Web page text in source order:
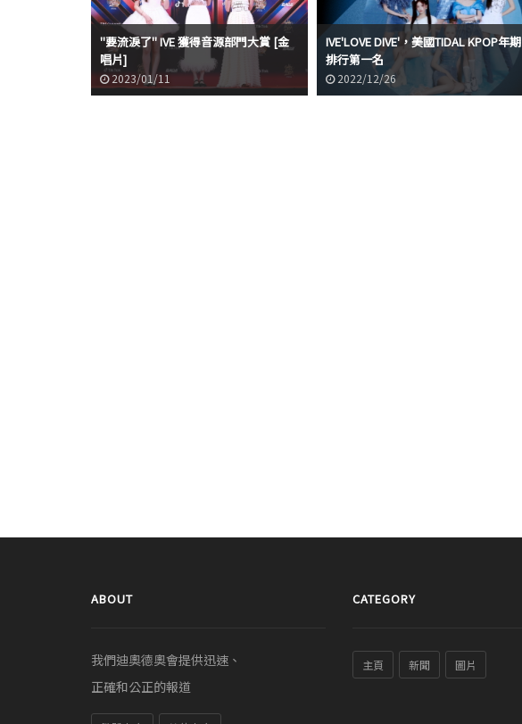
"要流淚了" IVE 獲得音源部門大賞 [金
唱片]
2023/01/11
IVE'LOVE DIVE'，美國TIDAL KPOP年期
排行第一名
2022/12/26
ABOUT
我們迪奧德奧會提供迅速、
正確和公正的報道
CATEGORY
主頁 新聞 圖片